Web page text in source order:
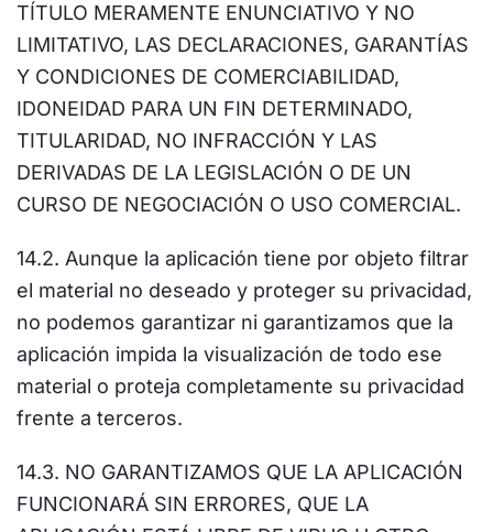
TÍTULO MERAMENTE ENUNCIATIVO Y NO
LIMITATIVO, LAS DECLARACIONES, GARANTÍAS
Y CONDICIONES DE COMERCIABILIDAD,
IDONEIDAD PARA UN FIN DETERMINADO,
TITULARIDAD, NO INFRACCIÓN Y LAS
DERIVADAS DE LA LEGISLACIÓN O DE UN
CURSO DE NEGOCIACIÓN O USO COMERCIAL.
14.2. Aunque la aplicación tiene por objeto filtrar
el material no deseado y proteger su privacidad,
no podemos garantizar ni garantizamos que la
aplicación impida la visualización de todo ese
material o proteja completamente su privacidad
frente a terceros.
14.3. NO GARANTIZAMOS QUE LA APLICACIÓN
FUNCIONARÁ SIN ERRORES, QUE LA